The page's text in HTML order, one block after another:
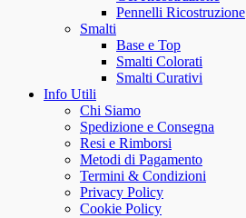
Pennelli Ricostruzione
Smalti
Base e Top
Smalti Colorati
Smalti Curativi
Info Utili
Chi Siamo
Spedizione e Consegna
Resi e Rimborsi
Metodi di Pagamento
Termini & Condizioni
Privacy Policy
Cookie Policy